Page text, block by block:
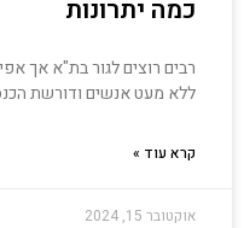
כמה יתרונות
רבים רוצים לגור בת"א אך
ללא מעט אנשים ודורשת
קרא עוד »
אוקטובר 15, 2024